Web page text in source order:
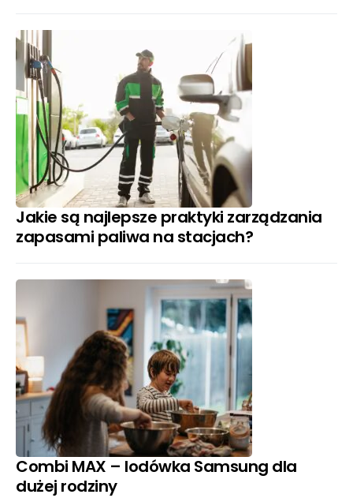
Jakie są najlepsze praktyki zarządzania
zapasami paliwa na stacjach?
Combi MAX – lodówka Samsung dla
dużej rodziny